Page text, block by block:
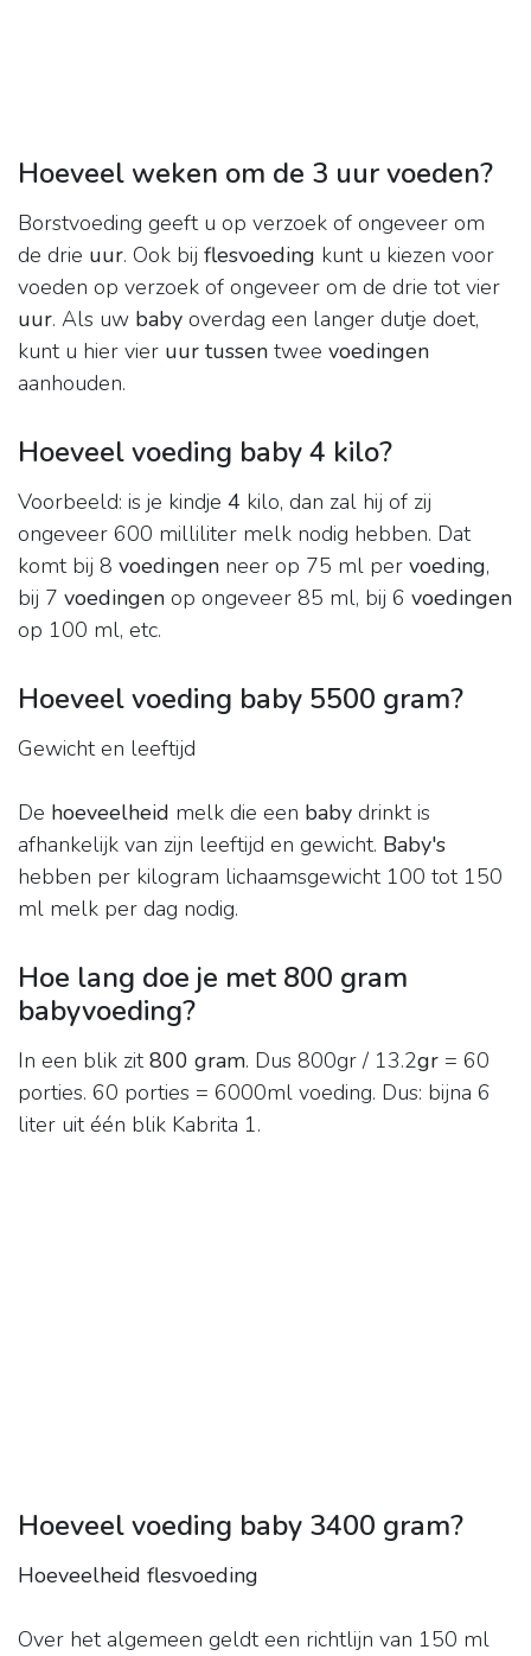
Hoeveel weken om de 3 uur voeden?
Borstvoeding geeft u op verzoek of ongeveer om
de drie uur. Ook bij flesvoeding kunt u kiezen voor
voeden op verzoek of ongeveer om de drie tot vier
uur. Als uw baby overdag een langer dutje doet,
kunt u hier vier uur tussen twee voedingen
aanhouden.
Hoeveel voeding baby 4 kilo?
Voorbeeld: is je kindje 4 kilo, dan zal hij of zij
ongeveer 600 milliliter melk nodig hebben. Dat
komt bij 8 voedingen neer op 75 ml per voeding,
bij 7 voedingen op ongeveer 85 ml, bij 6 voedingen
op 100 ml, etc.
Hoeveel voeding baby 5500 gram?
Gewicht en leeftijd
De hoeveelheid melk die een baby drinkt is
afhankelijk van zijn leeftijd en gewicht. Baby's
hebben per kilogram lichaamsgewicht 100 tot 150
ml melk per dag nodig.
Hoe lang doe je met 800 gram
babyvoeding?
In een blik zit800 gram. Dus 800gr / 13.2gr = 60
porties. 60 porties = 6000ml voeding. Dus: bijna 6
liter uit één blik Kabrita 1.
Hoeveel voeding baby 3400 gram?
Hoeveelheid flesvoeding
Over het algemeen geldt een richtlijn van 150 ml